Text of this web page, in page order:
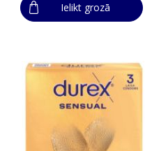
Ielikt grozā